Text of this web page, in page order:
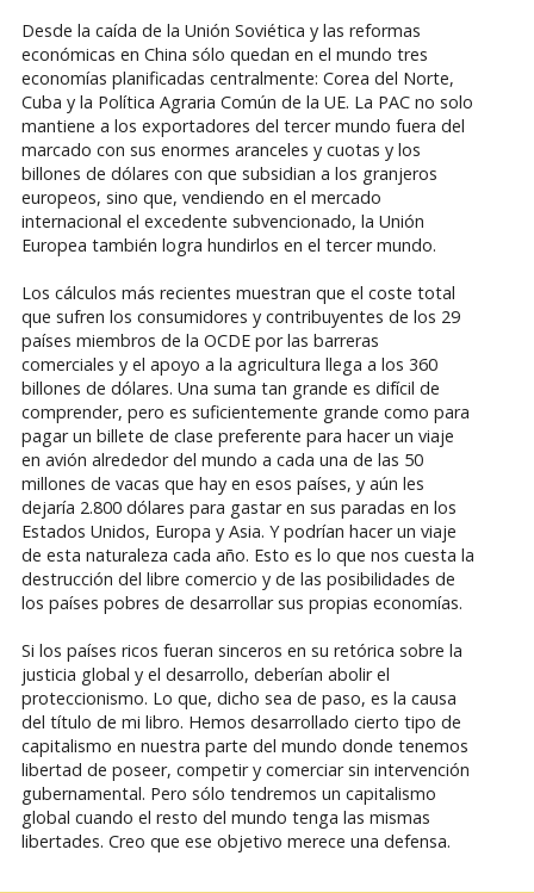
Desde la caída de la Unión Soviética y las reformas
económicas en China sólo quedan en el mundo tres
economías planificadas centralmente: Corea del Norte,
Cuba y la Política Agraria Común de la UE. La PAC no solo
mantiene a los exportadores del tercer mundo fuera del
marcado con sus enormes aranceles y cuotas y los
billones de dólares con que subsidian a los granjeros
europeos, sino que, vendiendo en el mercado
internacional el excedente subvencionado, la Unión
Europea también logra hundirlos en el tercer mundo.
Los cálculos más recientes muestran que el coste total
que sufren los consumidores y contribuyentes de los 29
países miembros de la OCDE por las barreras
comerciales y el apoyo a la agricultura llega a los 360
billones de dólares. Una suma tan grande es difícil de
comprender, pero es suficientemente grande como para
pagar un billete de clase preferente para hacer un viaje
en avión alrededor del mundo a cada una de las 50
millones de vacas que hay en esos países, y aún les
dejaría 2.800 dólares para gastar en sus paradas en los
Estados Unidos, Europa y Asia. Y podrían hacer un viaje
de esta naturaleza cada año. Esto es lo que nos cuesta la
destrucción del libre comercio y de las posibilidades de
los países pobres de desarrollar sus propias economías.
Si los países ricos fueran sinceros en su retórica sobre la
justicia global y el desarrollo, deberían abolir el
proteccionismo. Lo que, dicho sea de paso, es la causa
del título de mi libro. Hemos desarrollado cierto tipo de
capitalismo en nuestra parte del mundo donde tenemos
libertad de poseer, competir y comerciar sin intervención
gubernamental. Pero sólo tendremos un capitalismo
global cuando el resto del mundo tenga las mismas
libertades. Creo que ese objetivo merece una defensa.